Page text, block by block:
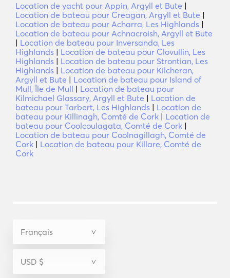
Location de yacht pour Appin, Argyll et Bute |
Location de bateau pour Creagan, Argyll et Bute |
Location de bateau pour Acharra, Les Highlands |
Location de bateau pour Achnacroish, Argyll et Bute
| Location de bateau pour Inversanda, Les
Highlands | Location de bateau pour Clovullin, Les
Highlands | Location de bateau pour Strontian, Les
Highlands | Location de bateau pour Kilcheran,
Argyll et Bute | Location de bateau pour Island of
Mull, Île de Mull | Location de bateau pour
Kilmichael Glassary, Argyll et Bute | Location de
bateau pour Tarbert, Les Highlands | Location de
bateau pour Killinagh, Comté de Cork | Location de
bateau pour Coolcoulagata, Comté de Cork |
Location de bateau pour Coolnagillagh, Comté de
Cork | Location de bateau pour Killare, Comté de
Cork